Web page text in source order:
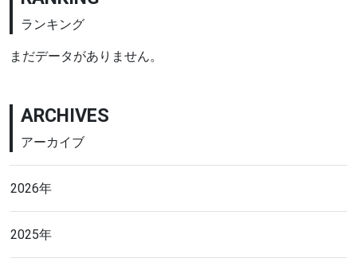
ランキング
まだデータがありません。
ARCHIVES
アーカイブ
2026年
2025年